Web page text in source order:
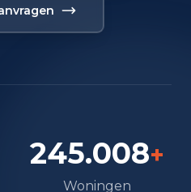
15-25: 95
25-45: 135
245.008+
Woningen